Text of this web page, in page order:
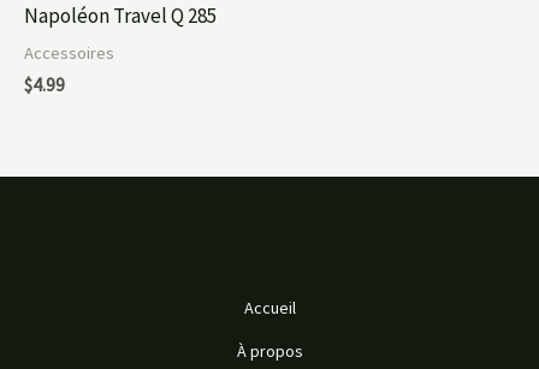
Napoléon Travel Q 285
Accessoires
$4.99
Accueil
À propos